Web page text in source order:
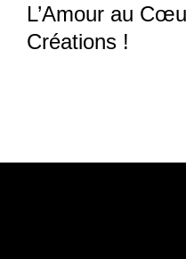
L’Amour au
Créations !